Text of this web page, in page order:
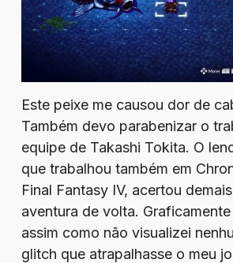
Este peixe me causou dor de
Também devo parabenizar o
equipe de Takashi Tokita. O
que trabalhou também em
Final Fantasy IV, acertou
aventura de volta.
assim como não visualizei
glitch que atrapalhasse o meu